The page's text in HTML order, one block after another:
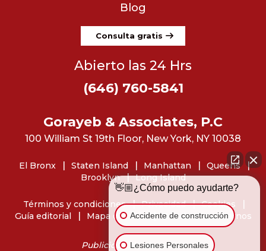
Blog
Consulta gratis
Abierto las 24 Hrs
(646) 760-5841
Gorayeb & Associates, P.C
100 William St 19th Floor, New York, NY 10038
Publicidad de abogados
El Bronx Staten Island Manhattan
Queens
Brooklyn
Long Island
Términos y condiciones Privacidad
Cookies
Guía editorial
Mapa del sitio Dónde encontrarnos
👋🏼¿Cómo puedo ayudarte?
Accidente de construcción
Lesiones Personales